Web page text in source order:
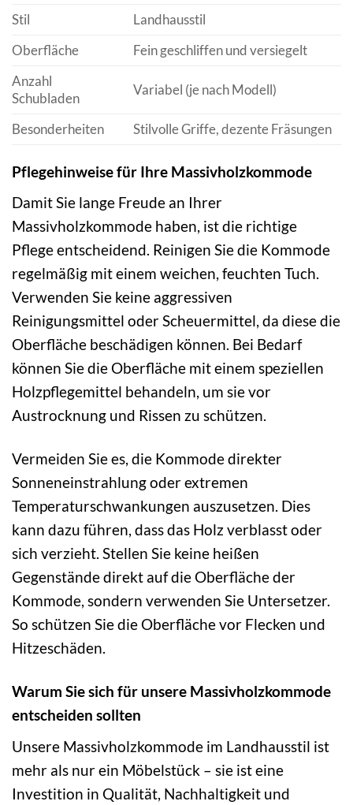
Stil
Landhausstil
Oberfläche
Fein geschliffen und versiegelt
Anzahl
Schubladen
Variabel (je nach Modell)
Besonderheiten Stilvolle Griffe, dezente Fräsungen
Pflegehinweise für Ihre Massivholzkommode
Damit Sie lange Freude an Ihrer
Massivholzkommode haben, ist die richtige
Pflege entscheidend. Reinigen Sie die Kommode
regelmäßig mit einem weichen, feuchten Tuch.
Verwenden Sie keine aggressiven
Reinigungsmittel oder Scheuermittel, da diese die
Oberfläche beschädigen können. Bei Bedarf
können Sie die Oberfläche mit einem speziellen
Holzpflegemittel behandeln, um sie vor
Austrocknung und Rissen zu schützen.
Vermeiden Sie es, die Kommode direkter
Sonneneinstrahlung oder extremen
Temperaturschwankungen auszusetzen. Dies
kann dazu führen, dass das Holz verblasst oder
sich verzieht. Stellen Sie keine heißen
Gegenstände direkt auf die Oberfläche der
Kommode, sondern verwenden Sie Untersetzer.
So schützen Sie die Oberfläche vor Flecken und
Hitzeschäden.
Warum Sie sich für unsere Massivholzkommode
entscheiden sollten
Unsere Massivholzkommode im Landhausstil ist
mehr als nur ein Möbelstück – sie ist eine
Investition in Qualität, Nachhaltigkeit und